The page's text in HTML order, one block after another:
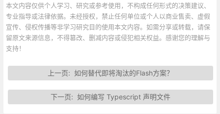
本文内容仅供个人学习、研究或参考使用，不构成任何形式的决策建议、
专业指导或法律依据。未经授权，禁止任何单位或个人以商业售卖、虚假
宣传、侵权传播等非学习研究目的使用本文内容。如需分享或转载，请保
留原文来源信息，不得篡改、删减内容或侵犯相关权益。感谢您的理解与
支持！
上一页: 如何替代即将淘汰的Flash方案？
下一页: 如何编写 Typescript 声明文件